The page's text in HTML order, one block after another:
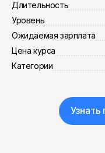
Длительность
Уровень
Ожидаемая зарплата
Цена курса
Категории